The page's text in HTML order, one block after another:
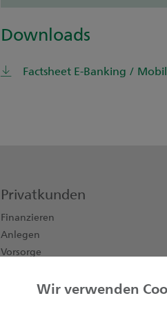
Downloads
Factsheet E-Banking /
Privatkunden
Finanzieren
Anlegen
Vorsorge
Private Banking
Wir verwenden